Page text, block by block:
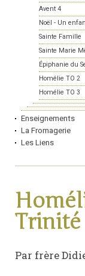
Avent 4
Noël - Un
Sainte Famille
Sainte Marie
Épiphanie du
Homélie TO 2
Homélie TO 3
Enseignements
La Fromagerie
Les Liens
Trinité
Par frère